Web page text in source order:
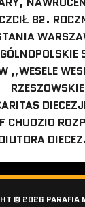
82.
„WESELE
CHUDZIO
© 2026 PARAFIA